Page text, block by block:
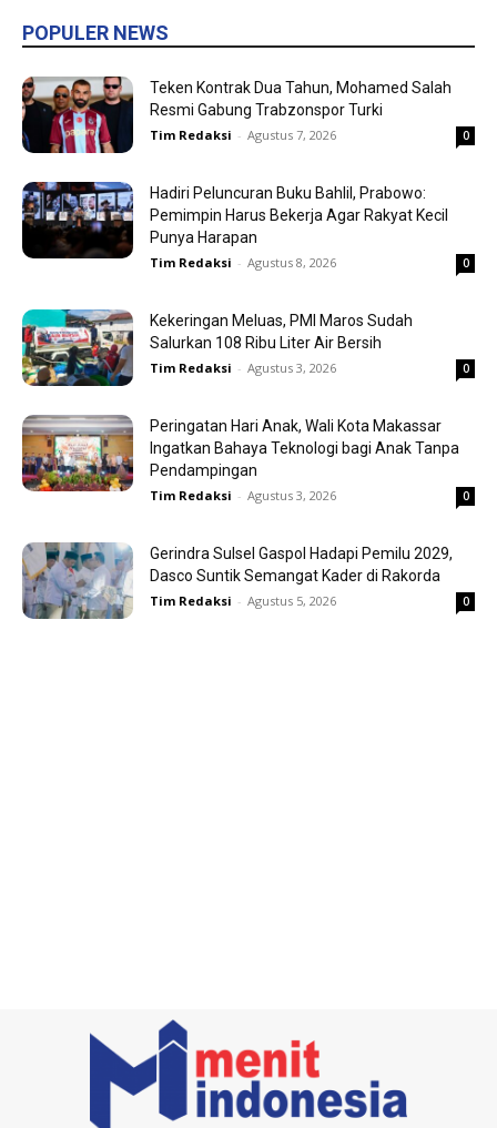
POPULER NEWS
Teken Kontrak Dua Tahun, Mohamed Salah
Resmi Gabung Trabzonspor Turki
Tim Redaksi - Agustus 7, 2026 0
Hadiri Peluncuran Buku Bahlil, Prabowo:
Pemimpin Harus Bekerja Agar Rakyat Kecil
Punya Harapan
Tim Redaksi - Agustus 8, 2026 0
Kekeringan Meluas, PMI Maros Sudah
Salurkan 108 Ribu Liter Air Bersih
Tim Redaksi - Agustus 3, 2026 0
Peringatan Hari Anak, Wali Kota Makassar
Ingatkan Bahaya Teknologi bagi Anak Tanpa
Pendampingan
Tim Redaksi - Agustus 3, 2026 0
Gerindra Sulsel Gaspol Hadapi Pemilu 2029,
Dasco Suntik Semangat Kader di Rakorda
Tim Redaksi - Agustus 5, 2026 0